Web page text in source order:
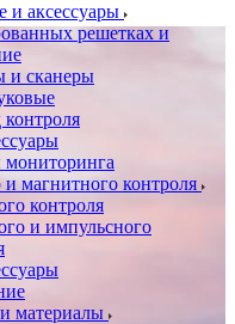
и аксессуары
решетках и
и сканеры
магнитного контроля
контроля
и импульсного
материалы